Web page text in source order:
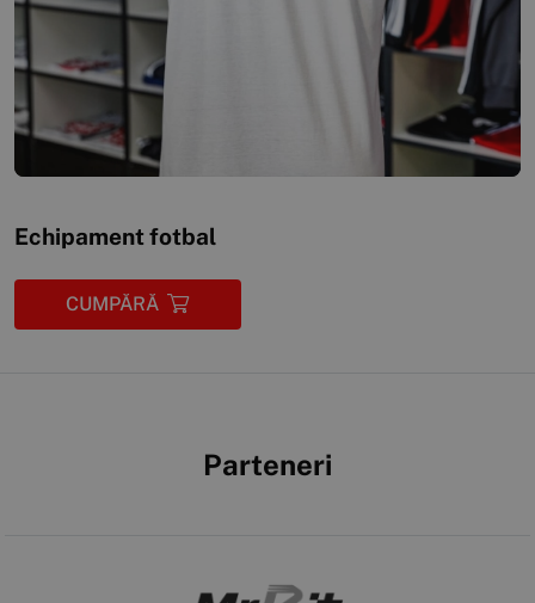
Echipament fotbal
CUMPĂRĂ
Parteneri